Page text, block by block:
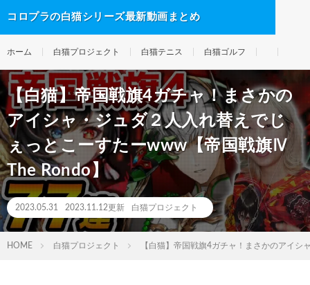
コロプラの白猫シリーズ最新動画まとめ
ホーム 白猫プロジェクト 白猫テニス 白猫ゴルフ
【白猫】帝国戦旗4ガチャ！まさかの
アイシャ・ジュダ２人入れ替えでじ
ぇっとこーすたーwww【帝国戦旗Ⅳ
The Rondo】
2023.05.31 2023.11.12更新 白猫プロジェクト
HOME 白猫プロジェクト 【白猫】帝国戦旗4ガチャ！まさかのアイ